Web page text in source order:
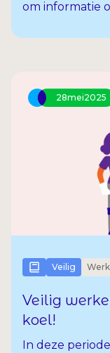
om informatie
regel je veel
risico’s met zich
28mei2025
Veilig Werk
Veilig
koel!
In deze